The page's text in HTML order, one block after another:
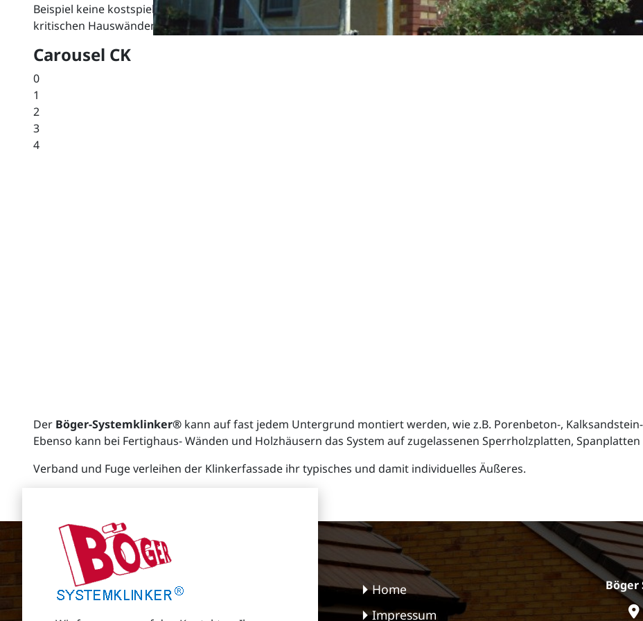
Beispiel keine kostspieligen Fundamente oder Unterkonstruktionen geschaffen werden. Vorhandene Risse oder
kritischen Hauswänden ist die Anbringung durch eine Verdübelung in den speziellen Befestigungsbuchsen der
Carousel CK
0
1
2
3
4
Der Böger-Systemklinker® kann auf fast jedem Untergrund montiert werden, wie z.B. Porenbeton-,
Ebenso kann bei Fertighaus- Wänden und Holzhäusern das System auf zugelassenen Sperrholzplatten,
Verband und Fuge verleihen der Klinkerfassade ihr typisches und damit individuelles Äußeres.
Home
Impressum
Böger